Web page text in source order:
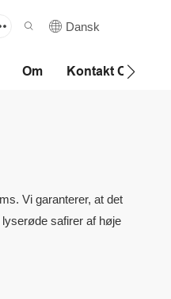
Dansk
Om Kontakt Os
Vi garanterer, at det
safirer af høje